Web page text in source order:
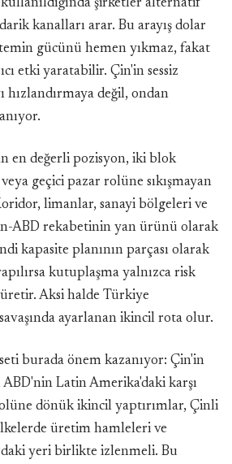
kullanıldığında şirketler alternatif
kanalları arar. Bu arayış dolar
gücünü hemen yıkmaz, fakat
etki yaratabilir. Çin'in sessiz
hızlandırmaya değil, ondan
en değerli pozisyon, iki blok
geçici pazar rolüne sıkışmayan
limanlar, sanayi bölgeleri ve
ABD rekabetinin yan ürünü olarak
kapasite planının parçası olarak
kutuplaşma yalnızca risk
üretir. Aksi halde Türkiye
ayarlanan ikincil rota olur.
burada önem kazanıyor: Çin'in
ABD'nin Latin Amerika'daki karşı
dönük ikincil yaptırımlar, Çinli
üretim hamleleri ve
yeri birlikte izlenmeli. Bu